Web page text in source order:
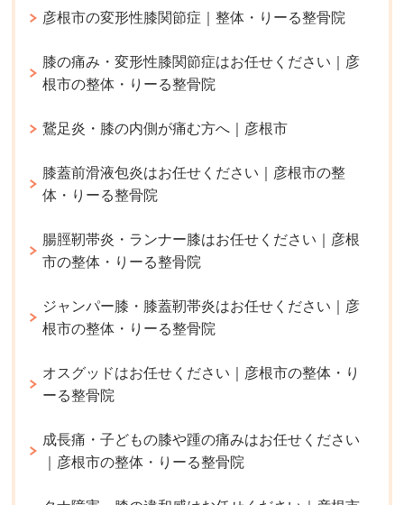
彦根市の変形性膝関節症｜整体・りーる整骨院
膝の痛み・変形性膝関節症はお任せください｜彦
根市の整体・りーる整骨院
鵞足炎・膝の内側が痛む方へ｜彦根市
膝蓋前滑液包炎はお任せください｜彦根市の整
体・りーる整骨院
腸脛靭帯炎・ランナー膝はお任せください｜彦根
市の整体・りーる整骨院
ジャンパー膝・膝蓋靭帯炎はお任せください｜彦
根市の整体・りーる整骨院
オスグッドはお任せください｜彦根市の整体・り
ーる整骨院
成長痛・子どもの膝や踵の痛みはお任せください
｜彦根市の整体・りーる整骨院